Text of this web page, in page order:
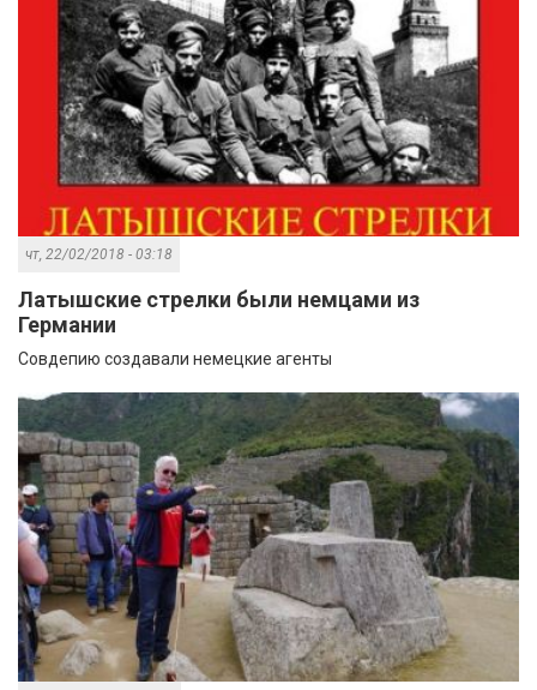
чт, 22/02/2018 - 03:18
Латышские стрелки были немцами из
Германии
Совдепию создавали немецкие агенты